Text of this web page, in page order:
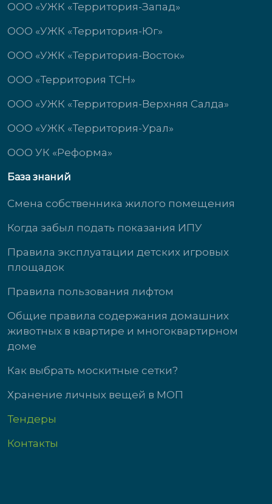
ООО «УЖК «Территория-Запад»
ООО «УЖК «Территория-Юг»
ООО «УЖК «Территория-Восток»
ООО «Территория ТСН»
ООО «УЖК «Территория-Верхняя Салда»
ООО «УЖК «Территория-Урал»
ООО УК «Реформа»
База знаний
Смена собственника жилого помещения
Когда забыл подать показания ИПУ
Правила эксплуатации детских игровых
площадок
Правила пользования лифтом
Общие правила содержания домашних
животных в квартире и многоквартирном
доме
Как выбрать москитные сетки?
Хранение личных вещей в МОП
Тендеры
Контакты